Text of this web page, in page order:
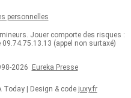
personnelles
Jouer comporte des risques :
09.74.75.13.13 (appel non surtaxé)
2026 Eureka Presse
Today | Design & code juxy.fr